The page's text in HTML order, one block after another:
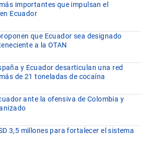
importantes que impulsan el
Ecuador
que Ecuador sea designado
a la OTAN
y Ecuador desarticulan una red
de 21 toneladas de cocaína
ante la ofensiva de Colombia y
3,5 millones para fortalecer el sistema